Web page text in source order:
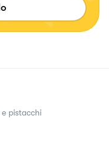
pistacchi